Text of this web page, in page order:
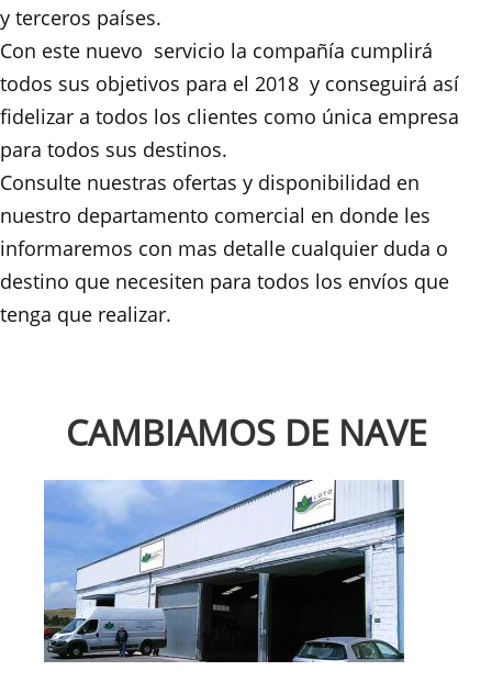
y terceros países.
Con este nuevo servicio la compañía cumplirá
todos sus objetivos para el 2018 y conseguirá así
fidelizar a todos los clientes como única empresa
para todos sus destinos.
Consulte nuestras ofertas y disponibilidad en
nuestro departamento comercial en donde les
informaremos con mas detalle cualquier duda o
destino que necesiten para todos los envíos que
tenga que realizar.
CAMBIAMOS DE NAVE